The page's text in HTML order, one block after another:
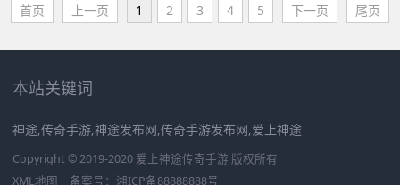
首页 上一页 1 2 3 4 5 下一页 尾页
本站关键词
神途,传奇手游,神途发布网,传奇手游发布网,爱上神途
Copyright © 2019-2020 爱上神途传奇手游 版权所有
XML地图
备案号： 湘ICP备88888888号